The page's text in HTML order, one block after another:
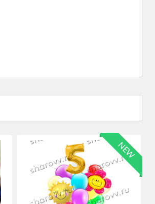
NEW